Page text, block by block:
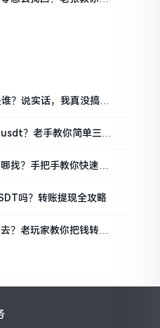
？说实话，我真没搞明
？老手教你简单三步
找？手把手教你快速查
吗？转账提现全攻略
？老玩家教你把钱转进